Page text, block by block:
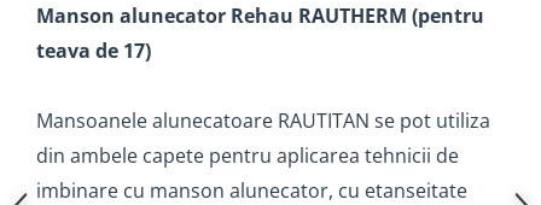
Manson alunecator Rehau RAUTHERM (pentru
teava de 17)
Mansoanele alunecatoare RAUTITAN se pot utiliza
din ambele capete pentru aplicarea tehnicii de
imbinare cu manson alunecator, cu etanseitate